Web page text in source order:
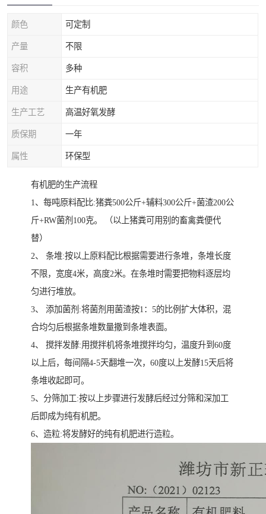
颜色 可定制
产量 不限
容积 多种
用途 生产有机肥
生产工艺 高温好氧发酵
质保期 一年
属性 环保型
有机肥的生产流程
1、每吨原料配比:猪粪500公斤+辅料300公斤+菌渣200公
斤+RW菌剂100克。 （以上猪粪可用别的畜禽粪便代
替）
2、 条堆:按以上原料配比根据需要进行条堆，条堆长度
不限，宽度4米，高度2米。在条堆时需要把物料逐层均
匀进行堆放。
3、 添加菌剂:将菌剂用菌渣按1：5的比例扩大体积，混
合均匀后根据条堆数量撒到条堆表面。
4、 搅拌发酵:用搅拌机将条堆搅拌均匀，温度升到60度
以上后，每间隔4-5天翻堆一次，60度以上发酵15天后将
条堆收起即可。
5、分筛加工:按以上步骤进行发酵后经过分筛和深加工
后即成为纯有机肥。
6、造粒:将发酵好的纯有机肥进行造粒。